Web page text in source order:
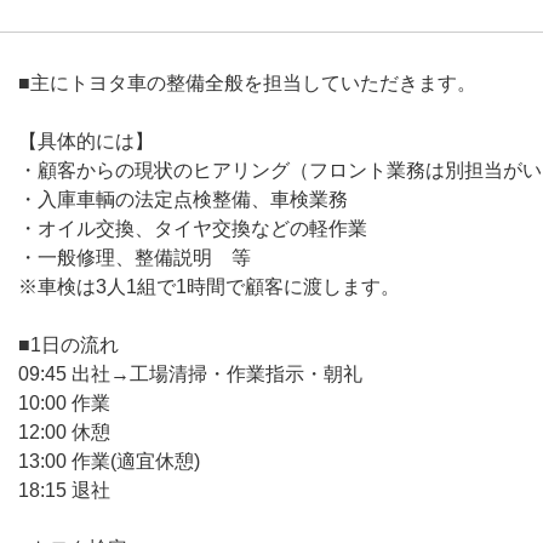
■主にトヨタ車の整備全般を担当していただきます。
【具体的には】
・顧客からの現状のヒアリング（フロント業務は別担当が
・入庫車輌の法定点検整備、車検業務
・オイル交換、タイヤ交換などの軽作業
・一般修理、整備説明 等
※車検は3人1組で1時間で顧客に渡します。
■1日の流れ
09:45 出社→工場清掃・作業指示・朝礼
10:00 作業
12:00 休憩
13:00 作業(適宜休憩)
18:15 退社